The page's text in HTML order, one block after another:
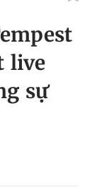
live
sự